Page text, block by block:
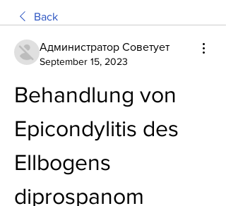
Back
Администратор Советует
September 15, 2023
Behandlung von
Epicondylitis des
Ellbogens
diprospanom